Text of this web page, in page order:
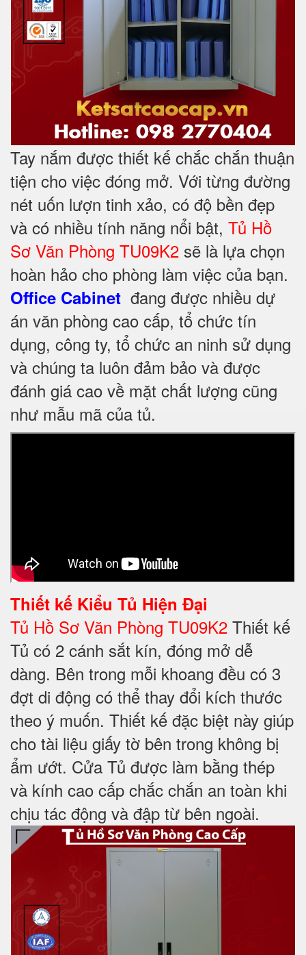
Tay nắm được thiết kế chắc chắn thuận
tiện cho việc đóng mở. Với từng đường
nét uốn lượn tinh xảo, có độ bền đẹp
và có nhiều tính năng nổi bật, Tủ Hồ
Sơ Văn Phòng TU09K2 sẽ là lựa chọn
hoàn hảo cho phòng làm việc của bạn.
Office Cabinet đang được nhiều dự
án văn phòng cao cấp, tổ chức tín
dụng, công ty, tổ chức an ninh sử dụng
và chúng ta luôn đảm bảo và được
đánh giá cao về mặt chất lượng cũng
như mẫu mã của tủ.
Thiết kế Kiểu Tủ Hiện Đại
Tủ Hồ Sơ Văn Phòng TU09K2 Thiết kế
Tủ có 2 cánh sắt kín, đóng mở dễ
dàng. Bên trong mỗi khoang đều có 3
đợt di động có thể thay đổi kích thước
theo ý muốn. Thiết kế đặc biệt này giúp
cho tài liệu giấy tờ bên trong không bị
ẩm ướt. Cửa Tủ được làm bằng thép
và kính cao cấp chắc chắn an toàn khi
chịu tác động và đập từ bên ngoài.